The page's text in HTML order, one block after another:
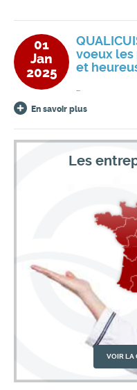
01
Jan
2025
voeux
et
En savoir plus
Les
VOIR LA